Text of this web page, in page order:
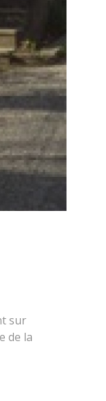
sur
de la